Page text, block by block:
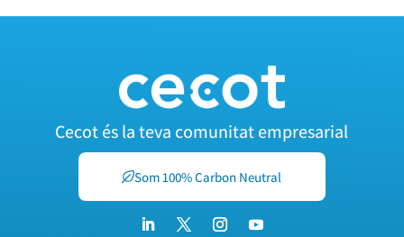
Cecot és la teva comunitat empresarial
Som 100% Carbon Neutral